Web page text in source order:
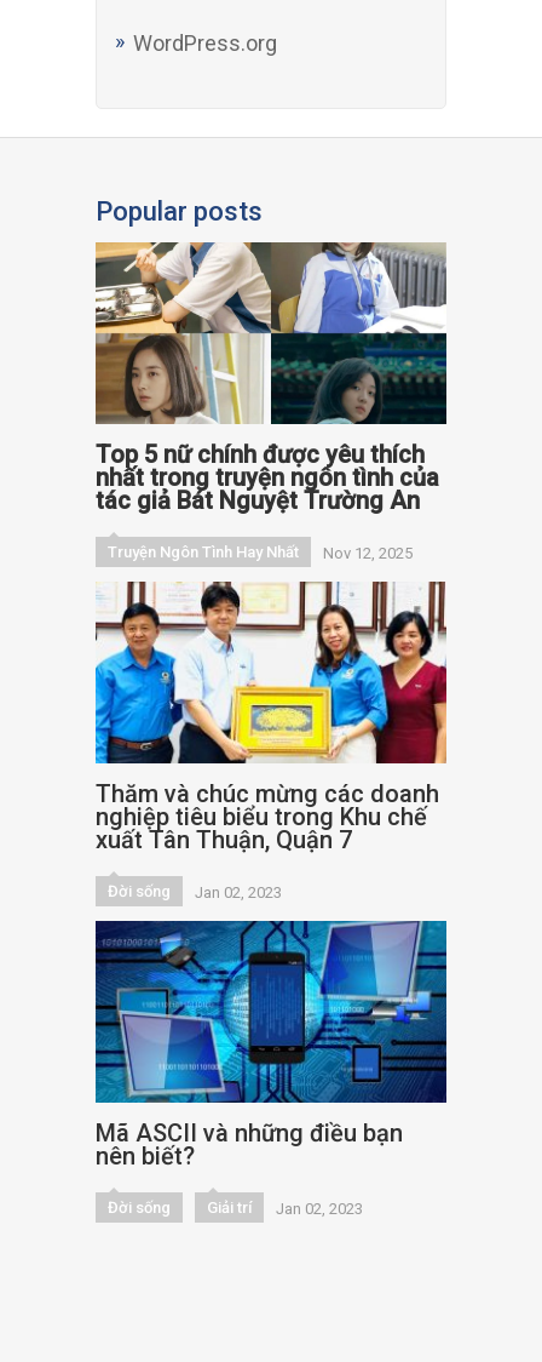
WordPress.org
Popular posts
Top 5 nữ chính được yêu thích
nhất trong truyện ngôn tình của
tác giả Bát Nguyệt Trường An
Truyện Ngôn Tình Hay Nhất Nov 12, 2025
Thăm và chúc mừng các doanh
nghiệp tiêu biểu trong Khu chế
xuất Tân Thuận, Quận 7
Đời sống Jan 02, 2023
Mã ASCII và những điều bạn
nên biết?
Đời sống Giải trí Jan 02, 2023